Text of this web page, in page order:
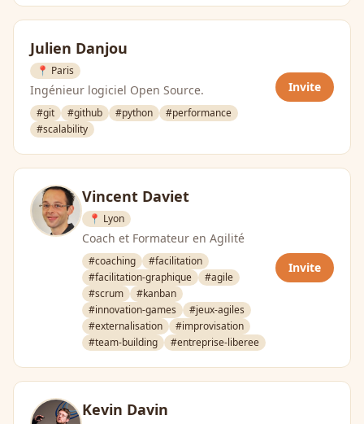
Julien Danjou
📍 Paris
Ingénieur logiciel Open Source.
#git #github #python
#performance
#scalability
Invite
Vincent Daviet
📍 Lyon
Coach et Formateur en Agilité
#coaching
#facilitation
#facilitation-graphique
#agile
#scrum
#kanban
#innovation-games
#jeux-agiles
#externalisation
#improvisation
#team-building
#entreprise-liberee
Invite
Kevin Davin